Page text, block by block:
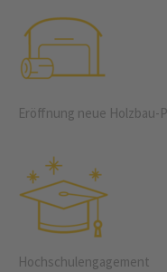
Eröffnung neue Holzbau-
Hochschulengagement